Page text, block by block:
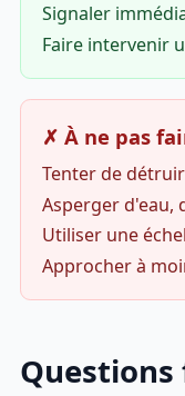
Signaler
Faire intervenir
✗ À ne pas
Tenter de
Asperger d'eau,
Utiliser une
Approcher à